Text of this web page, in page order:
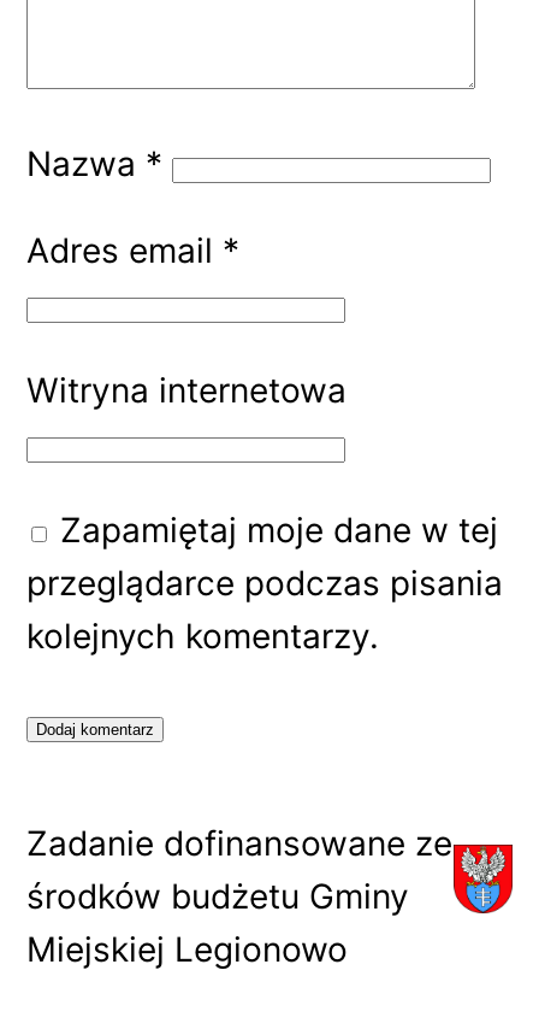
Nazwa *
Adres email *
Witryna internetowa
Zapamiętaj moje dane w tej
przeglądarce podczas pisania
kolejnych komentarzy.
Zadanie dofinansowane ze
środków budżetu Gminy
Miejskiej Legionowo